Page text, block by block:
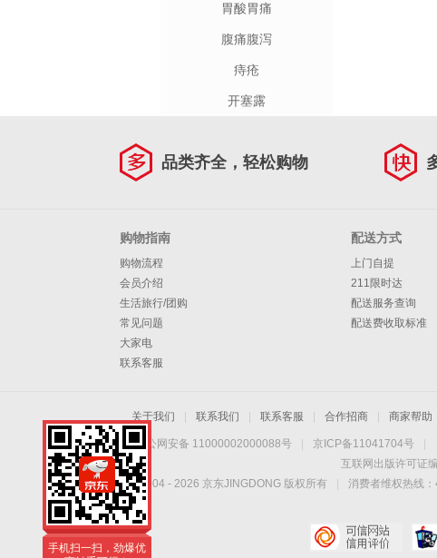
胃酸胃痛
腹痛腹泻
痔疮
开塞露
品类齐全，轻松购物
购物指南
购物流程
会员介绍
生活旅行/团购
常见问题
大家电
联系客服
配送方式
上门自提
211限时达
配送服务查询
配送费收取标准
关于我们 联系我们 联系客服 合作招商 商家帮助
京公网安备 11000002000088号 京ICP备11041704号
互联网出版许可证
Copyright © 2004 - 2026 京东JINGDONG 版权所有 消费者维权热线
手机扫一扫，劲爆优
惠触手可得！
手机扫一扫，劲爆优